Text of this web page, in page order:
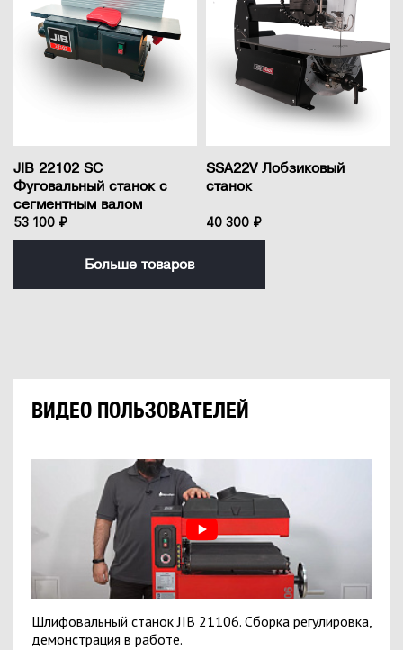
JIB 22102 SC
Фуговальный станок с
сегментным валом
53 100 ₽
SSA22V Лобзиковый
станок
40 300 ₽
Больше товаров
ВИДЕО ПОЛЬЗОВАТЕЛЕЙ
Шлифовальный станок JIB 21106. Сборка регулировка,
демонстрация в работе.